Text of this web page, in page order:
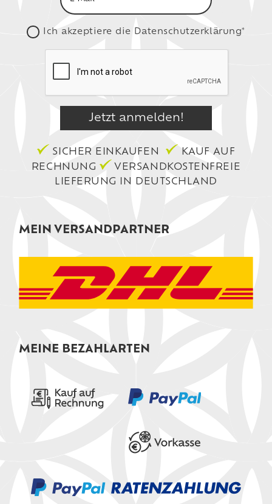
Ich akzeptiere die Datenschutzerklärung*
SICHER EINKAUFEN
KAUF AUF
RECHNUNG
VERSANDKOSTENFREIE
LIEFERUNG IN DEUTSCHLAND
MEIN VERSANDPARTNER
MEINE BEZAHLARTEN